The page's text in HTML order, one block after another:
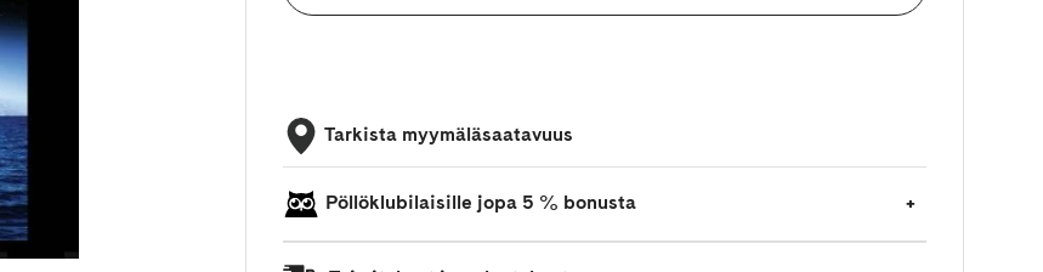
Tarkista myymäläsaatavuus
Pöllöklubilaisille jopa 5 % bonusta